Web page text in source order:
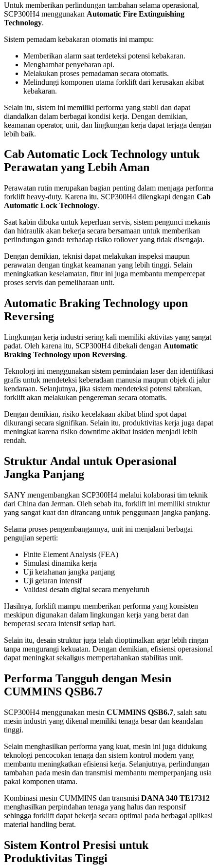
Untuk memberikan perlindungan tambahan selama operasional,
SCP300H4 menggunakan Automatic Fire Extinguishing
Technology.
Sistem pemadam kebakaran otomatis ini mampu:
Memberikan alarm saat terdeteksi potensi kebakaran.
Menghambat penyebaran api.
Melakukan proses pemadaman secara otomatis.
Melindungi komponen utama forklift dari kerusakan akibat
kebakaran.
Selain itu, sistem ini memiliki performa yang stabil dan dapat
diandalkan dalam berbagai kondisi kerja. Dengan demikian,
keamanan operator, unit, dan lingkungan kerja dapat terjaga dengan
lebih baik.
Cab Automatic Lock Technology untuk
Perawatan yang Lebih Aman
Perawatan rutin merupakan bagian penting dalam menjaga performa
forklift heavy-duty. Karena itu, SCP300H4 dilengkapi dengan Cab
Automatic Lock Technology.
Saat kabin dibuka untuk keperluan servis, sistem pengunci mekanis
dan hidraulik akan bekerja secara bersamaan untuk memberikan
perlindungan ganda terhadap risiko rollover yang tidak disengaja.
Dengan demikian, teknisi dapat melakukan inspeksi maupun
perawatan dengan tingkat keamanan yang lebih tinggi. Selain
meningkatkan keselamatan, fitur ini juga membantu mempercepat
proses servis dan pemeliharaan unit.
Automatic Braking Technology upon
Reversing
Lingkungan kerja industri sering kali memiliki aktivitas yang sangat
padat. Oleh karena itu, SCP300H4 dibekali dengan Automatic
Braking Technology upon Reversing.
Teknologi ini menggunakan sistem pemindaian laser dan identifikasi
grafis untuk mendeteksi keberadaan manusia maupun objek di jalur
kendaraan. Selanjutnya, jika sistem mendeteksi potensi tabrakan,
forklift akan melakukan pengereman secara otomatis.
Dengan demikian, risiko kecelakaan akibat blind spot dapat
dikurangi secara signifikan. Selain itu, produktivitas kerja juga dapat
meningkat karena risiko downtime akibat insiden menjadi lebih
rendah.
Struktur Andal untuk Operasional
Jangka Panjang
SANY mengembangkan SCP300H4 melalui kolaborasi tim teknik
dari China dan Jerman. Oleh sebab itu, forklift ini memiliki struktur
yang sangat kuat dan dirancang untuk penggunaan jangka panjang.
Selama proses pengembangannya, unit ini menjalani berbagai
pengujian seperti:
Finite Element Analysis (FEA)
Simulasi dinamika kerja
Uji ketahanan jangka panjang
Uji getaran intensif
Validasi desain digital secara menyeluruh
Hasilnya, forklift mampu memberikan performa yang konsisten
meskipun digunakan dalam lingkungan kerja yang berat dan
beroperasi secara intensif setiap hari.
Selain itu, desain struktur juga telah dioptimalkan agar lebih ringan
tanpa mengurangi kekuatan. Dengan demikian, efisiensi operasional
dapat meningkat sekaligus mempertahankan stabilitas unit.
Performa Tangguh dengan Mesin
CUMMINS QSB6.7
SCP300H4 menggunakan mesin CUMMINS QSB6.7, salah satu
mesin industri yang dikenal memiliki tenaga besar dan keandalan
tinggi.
Selain menghasilkan performa yang kuat, mesin ini juga didukung
teknologi pencocokan tenaga dan sistem kontrol modern yang
membantu meningkatkan efisiensi kerja. Selanjutnya, perlindungan
tambahan pada mesin dan transmisi membantu memperpanjang usia
pakai komponen utama.
Kombinasi mesin CUMMINS dan transmisi DANA 340 TE17312
menghasilkan perpindahan tenaga yang halus dan responsif
sehingga forklift dapat bekerja secara optimal pada berbagai aplikasi
material handling berat.
Sistem Kontrol Presisi untuk
Produktivitas Tinggi